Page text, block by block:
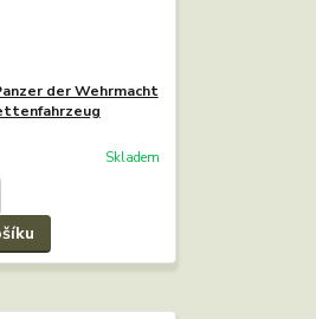
der Wehrmacht
Skladem